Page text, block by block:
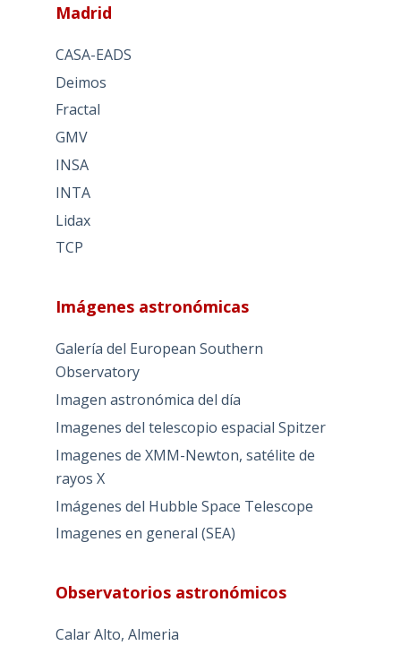
Madrid
CASA-EADS
Deimos
Fractal
GMV
INSA
INTA
Lidax
TCP
Imágenes astronómicas
Galería del European Southern
Observatory
Imagen astronómica del día
Imagenes del telescopio espacial Spitzer
Imagenes de XMM-Newton, satélite de
rayos X
Imágenes del Hubble Space Telescope
Imagenes en general (SEA)
Observatorios astronómicos
Calar Alto, Almeria